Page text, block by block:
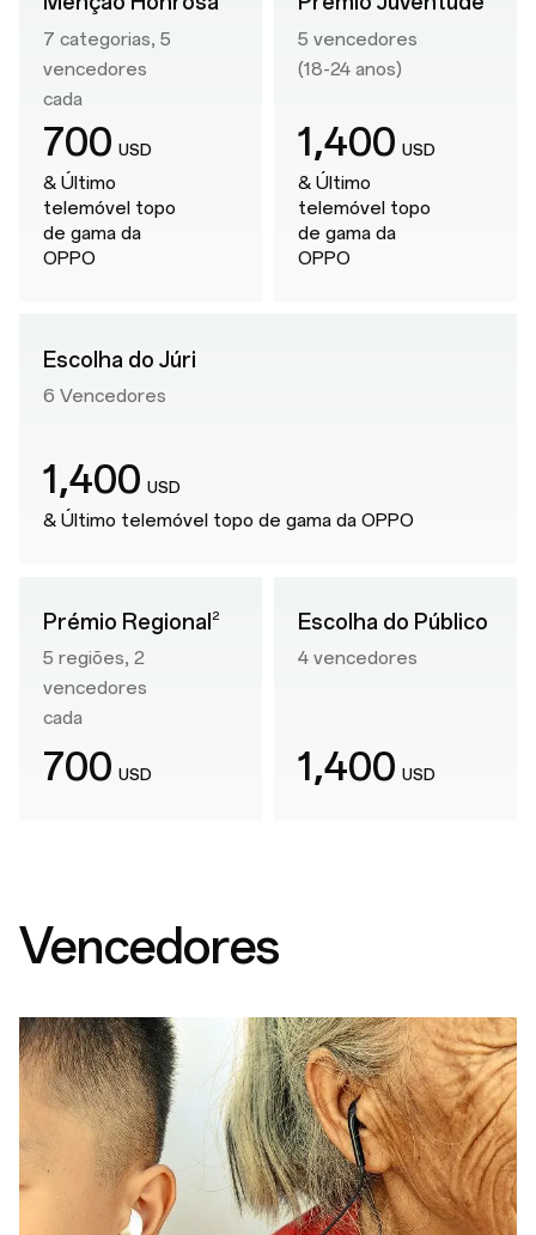
7 categorias, 5
vencedores
cada
700 USD
& Último
telemóvel topo
de gama da
OPPO
5 vencedores
(18-24 anos)
1,400 USD
& Último
telemóvel topo
de gama da
OPPO
Escolha do Júri
6 Vencedores
1,400 USD
& Último telemóvel topo de gama da OPPO
Prémio Regional2
5 regiões, 2
vencedores
cada
700 USD
Escolha do Público
4 vencedores
1 ,400 USD
Vencedores